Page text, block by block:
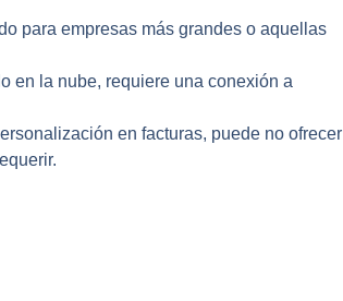
para empresas más grandes o aquellas
en la nube, requiere una conexión a
en facturas, puede no ofrecer